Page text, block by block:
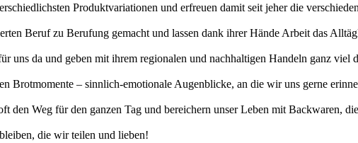
Produktvariationen und erfreuen damit seit jeher die
Beruf zu Berufung gemacht und lassen dank ihrer Hände Arbeit das
uns da und geben mit ihrem regionalen und nachhaltigen Handeln ganz viel
Brotmomente – sinnlich-emotionale Augenblicke, an die wir uns gerne
Weg für den ganzen Tag und bereichern unser Leben mit Backwaren,
die wir teilen und lieben!